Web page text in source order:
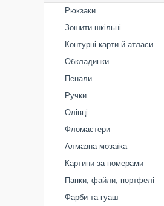
Рюкзаки
Зошити шкільні
Контурні карти й атласи
Обкладинки
Пенали
Ручки
Олівці
Фломастери
Алмазна мозаїка
Картини за номерами
Папки, файли, портфелі
Фарби та гуаш